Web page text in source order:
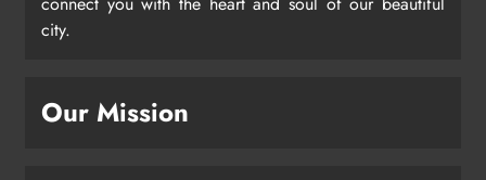
city.
Our Mission